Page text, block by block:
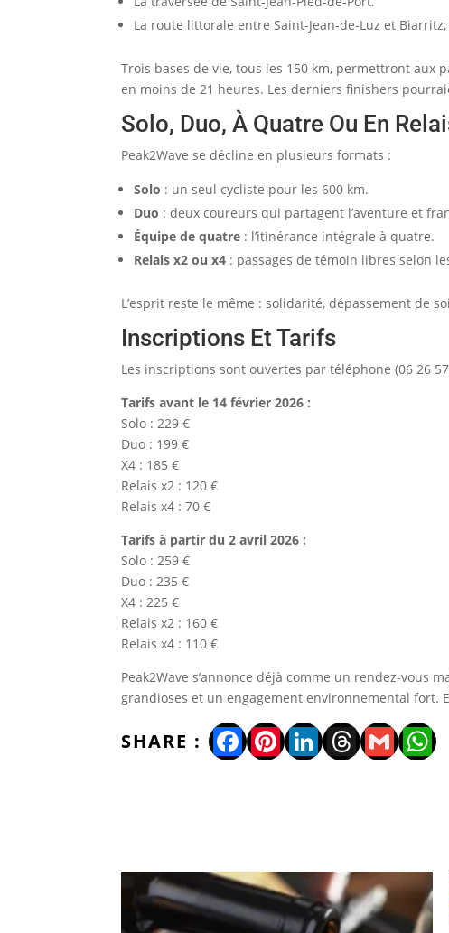
La route littorale entre Saint-Jean-de-Luz et
Trois bases de vie, tous les 150 km, permettront aux
en moins de 21 heures. Les derniers finishers
Solo, Duo, À Quatre Ou En
Peak2Wave se décline en plusieurs formats :
Solo : un seul cycliste pour les 600 km.
Duo : deux coureurs qui partagent l’aventure et
Équipe de quatre : l’itinérance intégrale à quatre.
Relais x2 ou x4 : passages de témoin libres selon
L’esprit reste le même : solidarité, dépassement de
Inscriptions Et Tarifs
Les inscriptions sont ouvertes par téléphone (06 26
Tarifs avant le 14 février 2026 :
Solo : 229 €
Duo : 199 €
X4 : 185 €
Relais x2 : 120 €
Relais x4 : 70 €
Tarifs à partir du 2 avril 2026 :
Solo : 259 €
Duo : 235 €
X4 : 225 €
Relais x2 : 160 €
Relais x4 : 110 €
Peak2Wave s’annonce déjà comme un rendez-vous
grandioses et un engagement environnemental fort.
Facebook
Pinterest
LinkedIn
Threads
Gmail